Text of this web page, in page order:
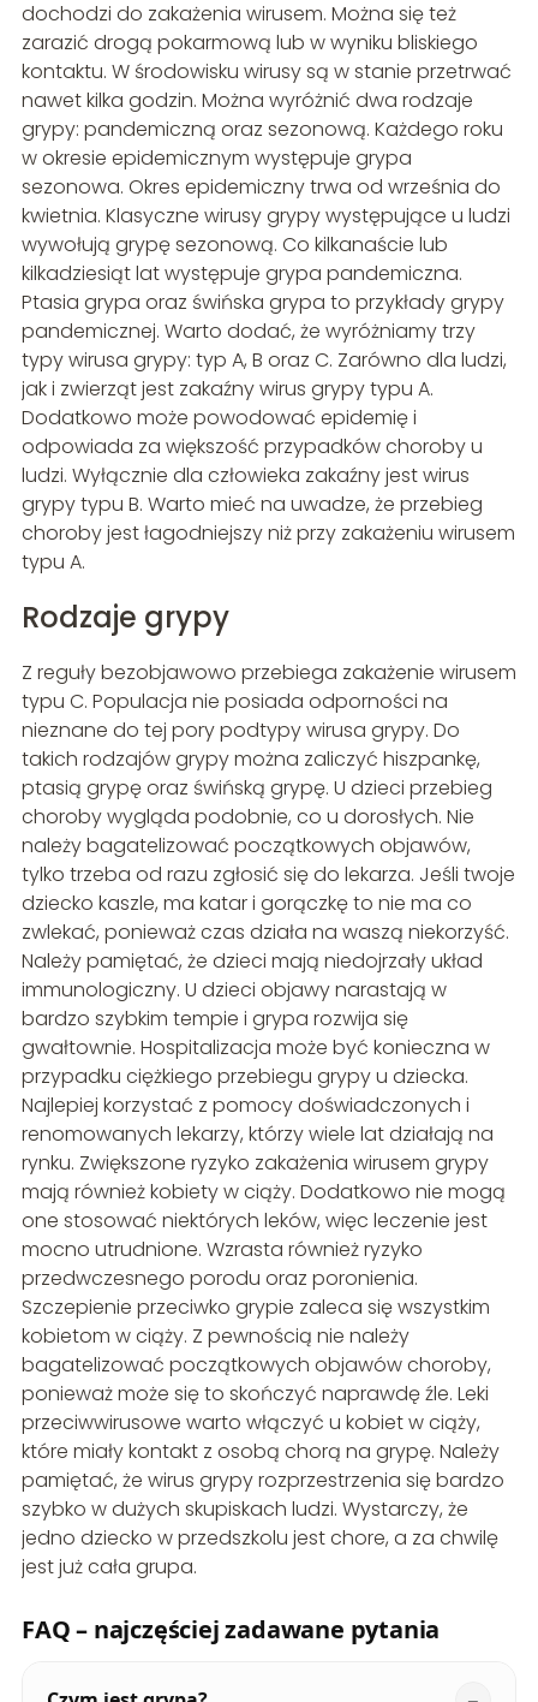
dochodzi do zakażenia wirusem. Można się też
zarazić drogą pokarmową lub w wyniku bliskiego
kontaktu. W środowisku wirusy są w stanie przetrwać
nawet kilka godzin. Można wyróżnić dwa rodzaje
grypy: pandemiczną oraz sezonową. Każdego roku
w okresie epidemicznym występuje grypa
sezonowa. Okres epidemiczny trwa od września do
kwietnia. Klasyczne wirusy grypy występujące u ludzi
wywołują grypę sezonową. Co kilkanaście lub
kilkadziesiąt lat występuje grypa pandemiczna.
Ptasia grypa oraz świńska grypa to przykłady grypy
pandemicznej. Warto dodać, że wyróżniamy trzy
typy wirusa grypy: typ A, B oraz C. Zarówno dla ludzi,
jak i zwierząt jest zakaźny wirus grypy typu A.
Dodatkowo może powodować epidemię i
odpowiada za większość przypadków choroby u
ludzi. Wyłącznie dla człowieka zakaźny jest wirus
grypy typu B. Warto mieć na uwadze, że przebieg
choroby jest łagodniejszy niż przy zakażeniu wirusem
typu A.
Rodzaje grypy
Z reguły bezobjawowo przebiega zakażenie wirusem
typu C. Populacja nie posiada odporności na
nieznane do tej pory podtypy wirusa grypy. Do
takich rodzajów grypy można zaliczyć hiszpankę,
ptasią grypę oraz świńską grypę. U dzieci przebieg
choroby wygląda podobnie, co u dorosłych. Nie
należy bagatelizować początkowych objawów,
tylko trzeba od razu zgłosić się do lekarza. Jeśli twoje
dziecko kaszle, ma katar i gorączkę to nie ma co
zwlekać, ponieważ czas działa na waszą niekorzyść.
Należy pamiętać, że dzieci mają niedojrzały układ
immunologiczny. U dzieci objawy narastają w
bardzo szybkim tempie i grypa rozwija się
gwałtownie. Hospitalizacja może być konieczna w
przypadku ciężkiego przebiegu grypy u dziecka.
Najlepiej korzystać z pomocy doświadczonych i
renomowanych lekarzy, którzy wiele lat działają na
rynku. Zwiększone ryzyko zakażenia wirusem grypy
mają również kobiety w ciąży. Dodatkowo nie mogą
one stosować niektórych leków, więc leczenie jest
mocno utrudnione. Wzrasta również ryzyko
przedwczesnego porodu oraz poronienia.
Szczepienie przeciwko grypie zaleca się wszystkim
kobietom w ciąży. Z pewnością nie należy
bagatelizować początkowych objawów choroby,
ponieważ może się to skończyć naprawdę źle. Leki
przeciwwirusowe warto włączyć u kobiet w ciąży,
które miały kontakt z osobą chorą na grypę. Należy
pamiętać, że wirus grypy rozprzestrzenia się bardzo
szybko w dużych skupiskach ludzi. Wystarczy, że
jedno dziecko w przedszkolu jest chore, a za chwilę
jest już cała grupa.
FAQ – najczęściej zadawane pytania